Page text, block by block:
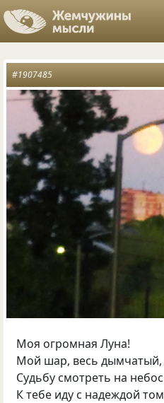
#1907485
Моя огромная Луна!
Мой шар, весь
Судьбу смотреть на
К тебе иду с надеждой